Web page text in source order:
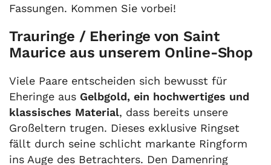
Fassungen. Kommen Sie vorbei!
Trauringe / Eheringe von Saint
Maurice aus unserem Online-Shop
Viele Paare entscheiden sich bewusst für
Eheringe aus Gelbgold, ein hochwertiges und
klassisches Material, dass bereits unsere
Großeltern trugen. Dieses exklusive Ringset
fällt durch seine schlicht markante Ringform
ins Auge des Betrachters. Den Damenring